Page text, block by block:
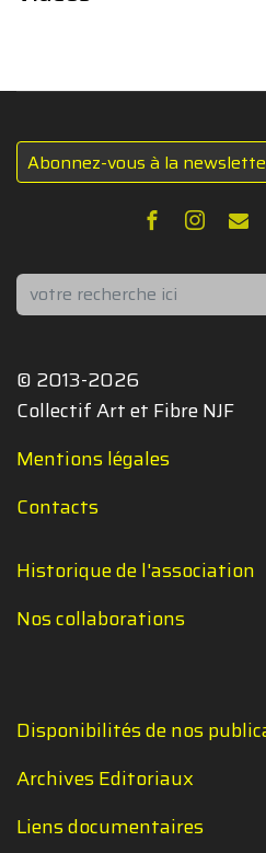
Abonnez-vous à la
Rechercher
© 2013-2026
Collectif Art et Fibre NJF
Mentions légales
Contacts
Historique de l'association
Nos collaborations
Disponibilités de nos
Archives Editoriaux
Liens documentaires